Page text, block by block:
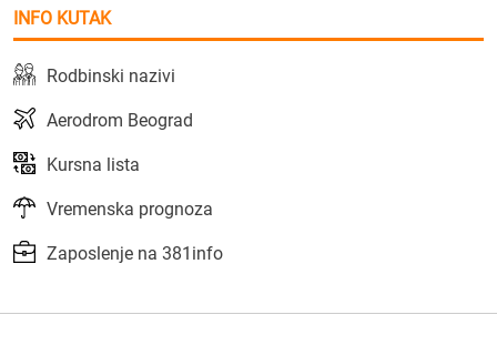
INFO KUTAK
Rodbinski nazivi
Aerodrom Beograd
Kursna lista
Vremenska prognoza
Zaposlenje na 381info